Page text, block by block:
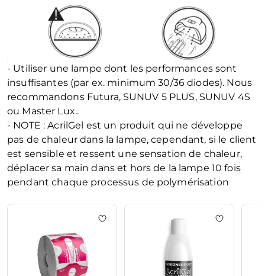
- Utiliser une lampe dont les performances sont
insuffisantes (par ex. minimum 30/36 diodes). Nous
recommandons Futura, SUNUV 5 PLUS, SUNUV 4S
ou Master Lux..
- NOTE : AcrilGel est un produit qui ne développe
pas de chaleur dans la lampe, cependant, si le client
est sensible et ressent une sensation de chaleur,
déplacer sa main dans et hors de la lampe 10 fois
pendant chaque processus de polymérisation
La navigation entre les éléments du carrousel est possible
Appuyez pour passer le carrousel
Ajouter à la liste de souhaits Salon
Ajouter à